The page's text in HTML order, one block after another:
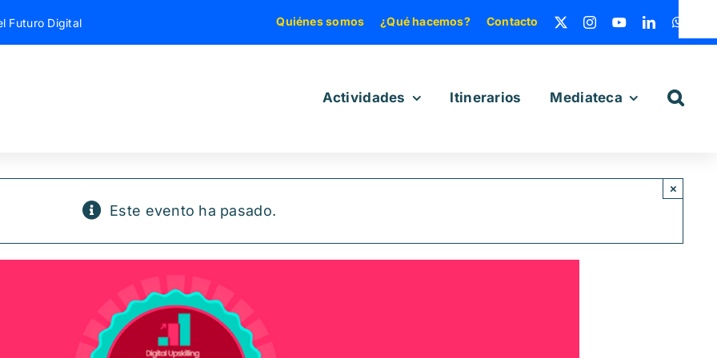
Futuro Digital Quiénes somos ¿Qué hacemos? Contacto
Actividades Itinerarios Mediateca
Este evento ha pasado.
×